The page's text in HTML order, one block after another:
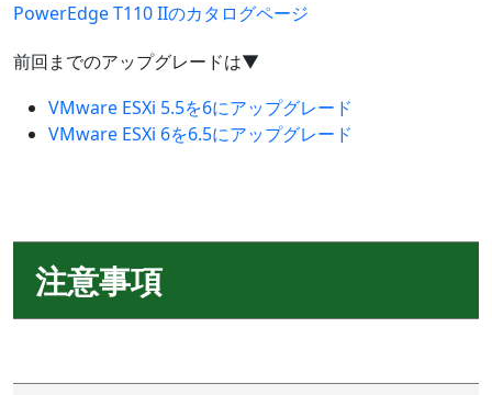
PowerEdge T110 IIのカタログページ
前回までのアップグレードは▼
VMware ESXi 5.5を6にアップグレード
VMware ESXi 6を6.5にアップグレード
注意事項